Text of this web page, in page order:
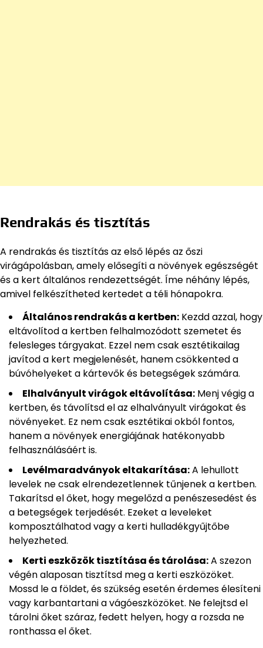
Rendrakás és tisztítás
A rendrakás és tisztítás az első lépés az őszi
virágápolásban, amely elősegíti a növények egészségét
és a kert általános rendezettségét. Íme néhány lépés,
amivel felkészítheted kertedet a téli hónapokra.
Általános rendrakás a kertben: Kezdd azzal, hogy
eltávolítod a kertben felhalmozódott szemetet és
felesleges tárgyakat. Ezzel nem csak esztétikailag
javítod a kert megjelenését, hanem csökkented a
búvóhelyeket a kártevők és betegségek számára.
Elhalványult virágok eltávolítása: Menj végig a
kertben, és távolítsd el az elhalványult virágokat és
növényeket. Ez nem csak esztétikai okból fontos,
hanem a növények energiájának hatékonyabb
felhasználásáért is.
Levélmaradványok eltakarítása:A lehullott
levelek ne csak elrendezetlennek tűnjenek a kertben.
Takarítsd el őket, hogy megelőzd a penészesedést és
a betegségek terjedését. Ezeket a leveleket
komposztálhatod vagy a kerti hulladékgyűjtőbe
helyezheted.
Kerti eszközök tisztítása és tárolása:A szezon
végén alaposan tisztítsd meg a kerti eszközöket.
Mossd le a földet, és szükség esetén érdemes élesíteni
vagy karbantartani a vágóeszközöket. Ne felejtsd el
tárolni őket száraz, fedett helyen, hogy a rozsda ne
ronthassa el őket.